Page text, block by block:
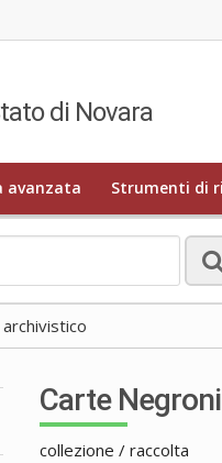
di Novara
avanzata Strumenti di
Carte Negroni
collezione / raccolta